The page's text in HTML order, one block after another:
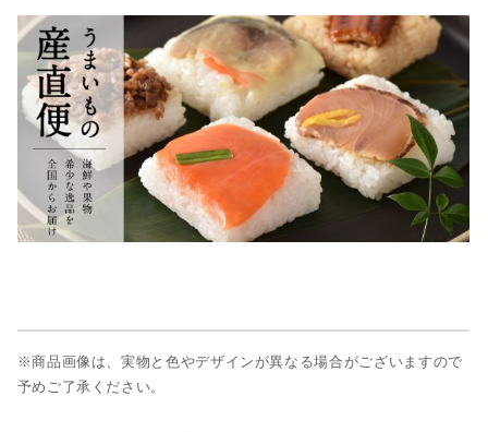
※商品画像は、実物と色やデザインが異なる場合がございますので
予めご了承ください。